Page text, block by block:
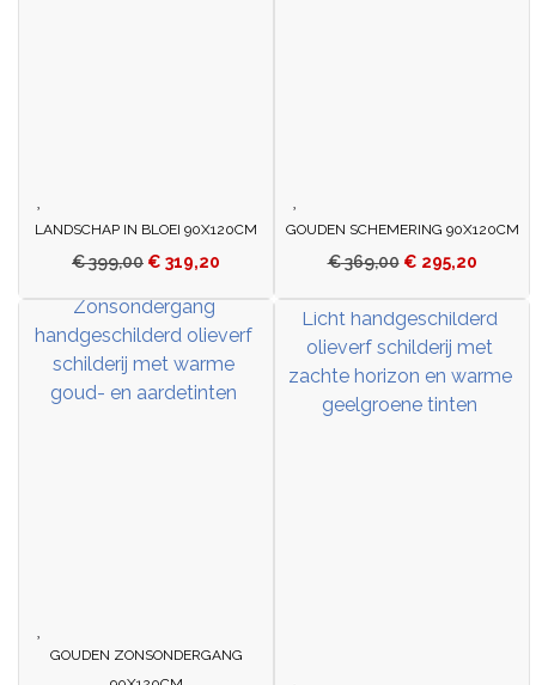
LANDSCHAP IN BLOEI 90X120CM
€399,00 € 319,20
GOUDEN SCHEMERING 90X120CM
€369,00 € 295,20
GOUDEN ZONSONDERGANG